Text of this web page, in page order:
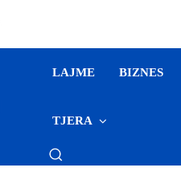
LAJME BIZNES
TJERA